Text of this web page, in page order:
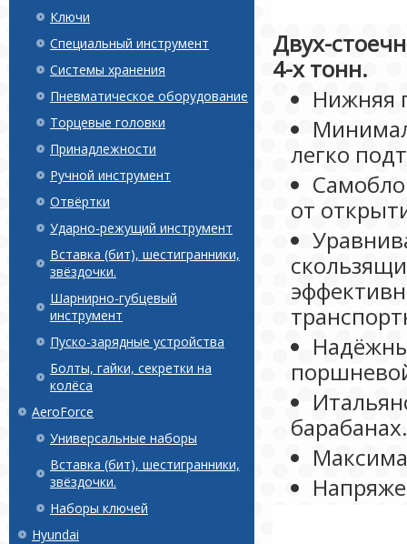
Ключи
Специальный инструмент
Системы хранения
Пневматическое оборудование
Торцевые головки
Принадлежности
Ручной инструмент
Отвёртки
Ударно-режущий инструмент
Вставка (бит), шестигранники,
звёздочки.
Шарнирно-губцевый
инструмент
Пуско-зарядные устройства
Болты, гайки, секретки на
колёса
AeroForce
Универсальные наборы
Вставка (бит), шестигранники,
звёздочки.
Наборы ключей
Hyundai
Двух-
4-х тонн.
Нижняя
легко
от
барабанах.